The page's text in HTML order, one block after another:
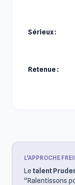
Sérieux :
Retenue :
L'APPROCHE
Le talent
"Ralentissons